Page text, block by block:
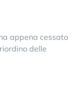
appena cessato
delle